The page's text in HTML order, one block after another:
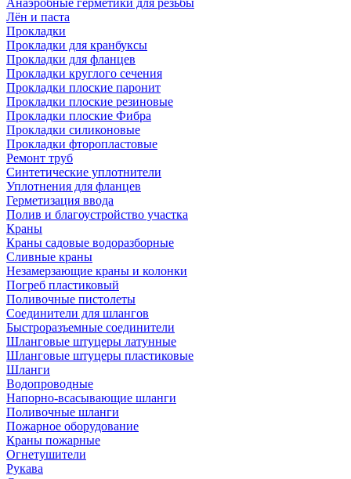
Лён и паста
Прокладки
Прокладки для кранбуксы
Прокладки для фланцев
Прокладки круглого сечения
Прокладки плоские паронит
Прокладки плоские резиновые
Прокладки плоские Фибра
Прокладки силиконовые
Прокладки фторопластовые
Ремонт труб
Синтетические уплотнители
Уплотнения для фланцев
Герметизация ввода
Полив и благоустройство участка
Краны
Краны садовые водоразборные
Сливные краны
Незамерзающие краны и колонки
Погреб пластиковый
Поливочные пистолеты
Соединители для шлангов
Быстроразъемные соединители
Шланговые штуцеры латунные
Шланговые штуцеры пластиковые
Шланги
Водопроводные
Напорно-всасывающие шланги
Поливочные шланги
Пожарное оборудование
Краны пожарные
Огнетушители
Рукава